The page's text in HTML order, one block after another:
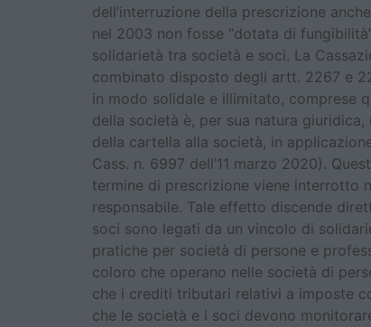
dell’interruzione della prescrizione
nel 2003 non fosse “dotata di
solidarietà tra società e soci. La
combinato disposto degli artt. 2267 e
in modo solidale e illimitato, comprese
della società è, per sua natura
della cartella alla società, in
Cass. n. 6997 dell’11 marzo 2020).
termine di prescrizione viene interrotto
responsabile. Tale effetto discende
soci sono legati da un vincolo di
pratiche per società di persone e
coloro che operano nelle società di
che i crediti tributari relativi a imposte
che le società e i soci devono